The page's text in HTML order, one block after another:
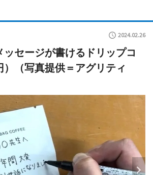
2024.02.26
セージが書けるドリップコ
（写真提供＝アグリティ